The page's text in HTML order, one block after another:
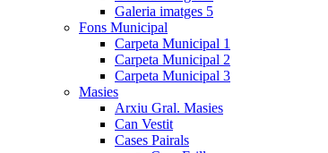
Galeria imatges 5
Fons Municipal
Carpeta Municipal 1
Carpeta Municipal 2
Carpeta Municipal 3
Masies
Arxiu Gral. Masies
Can Vestit
Cases Pairals